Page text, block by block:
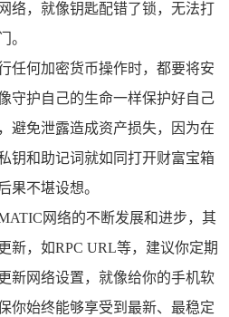
络，就像钥匙配错了锁，无法打
。
任何加密货币操作时，都要将安
守护自己的生命一样保护好自己
避免泄露造成资产损失，因为在
钥和助记词就如同打开财富宝箱
果不堪设想。
网络的不断发展和进步，其
新，如RPC URL等，建议你定期
新网络设置，就像给你的手机软
你始终能够享受到最新、最稳定